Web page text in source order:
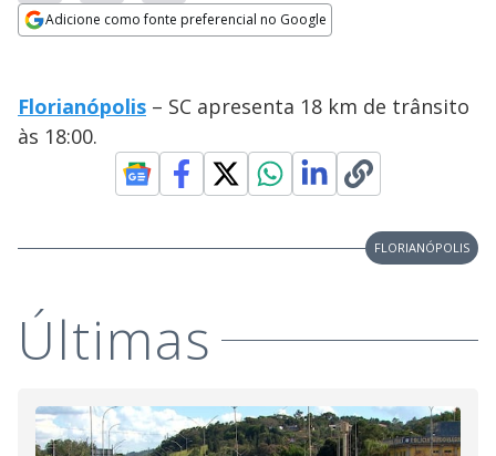
Adicione como fonte preferencial no Google
Florianópolis – SC apresenta 18 km de trânsito
às 18:00.
FLORIANÓPOLIS
Últimas